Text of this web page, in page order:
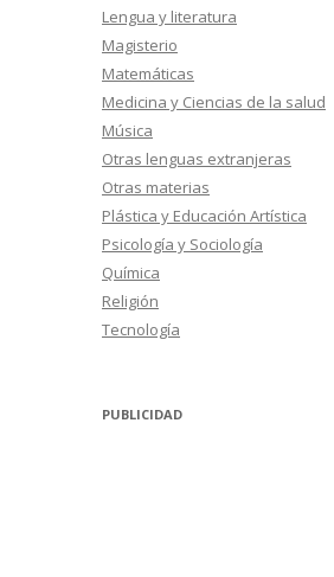
Lengua y literatura
Magisterio
Matemáticas
Medicina y Ciencias de la salud
Música
Otras lenguas extranjeras
Otras materias
Plástica y Educación Artística
Psicología y Sociología
Química
Religión
Tecnología
PUBLICIDAD